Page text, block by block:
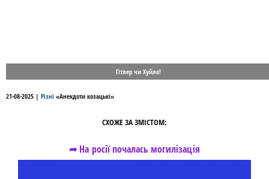
Гітлер чи Хуйло!
21-08-2025 | Різні «Анекдоти козацькі»
СХОЖЕ ЗА ЗМІСТОМ:
➦ На росії почалась могилізація